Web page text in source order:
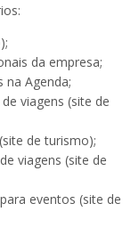
;
da empresa;
na Agenda;
viagens (site de
de turismo);
viagens (site de
eventos (site de